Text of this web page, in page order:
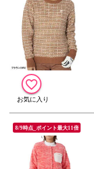
8/9時点_ポイント最大11倍